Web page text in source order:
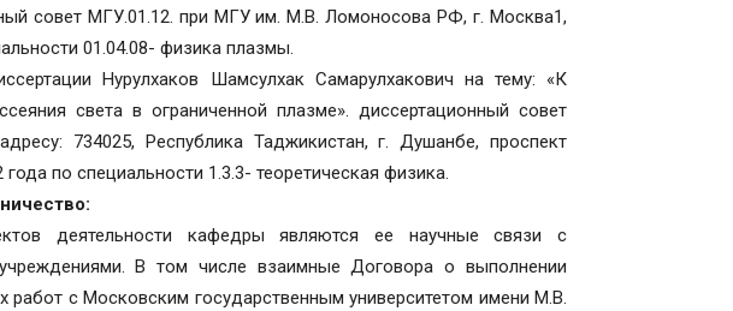
совет МГУ.01.12. при МГУ им. М.В. Ломоносова РФ, г. Москва1,
01.04.08- физика плазмы.
Нурулхаков Шамсулхак Самарулхакович на тему: «К
света в ограниченной плазме». диссертационный совет
734025, Республика Таджикистан, г. Душанбе, проспект
по специальности 1.3.3- теоретическая физика.
деятельности кафедры являются ее научные связи с
В том числе взаимные Договора о выполнении
работ с Московским государственным университетом имени М.В.